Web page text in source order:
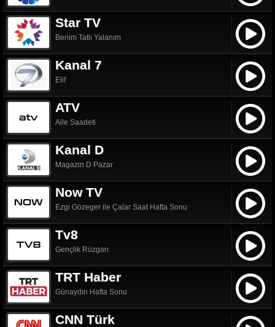
Star TV
Benim Tatlı Yalanım
Kanal 7
Elif
ATV
Aile Saadeti
Kanal D
Magazin D Pazar
Now TV
Ezgi Gözeger ile Çalar Saat Hafta Sonu
Tv8
Gençlik Rüzgarı
TRT Haber
Günaydın Hafta Sonu
CNN Türk